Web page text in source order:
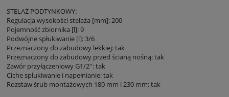
STELAŻ PODTYNKOWY:
Regulacja wysokości stelaża [mm]: 200
Pojemność zbiornika [l]: 9
Podwójne spłukiwanie [l]: 3/6
Przeznaczony do zabudowy lekkiej: tak
Przeznaczony do zabudowy przed ścianą nośną: tak
Zawór przyłączeniowy G1/2'': tak
Ciche spłukiwanie i napełnianie: tak
Rozstaw śrub montażowych 180 mm i 230 mm: tak